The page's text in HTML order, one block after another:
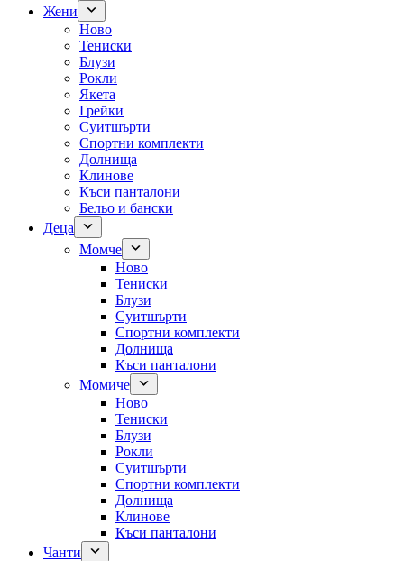
Жени
Ново
Тениски
Блузи
Рокли
Якета
Грейки
Суитшърти
Спортни комплекти
Долнища
Клинове
Къси панталони
Бельо и бански
Деца
Момче
Ново
Тениски
Блузи
Суитшърти
Спортни комплекти
Долнища
Къси панталони
Момиче
Ново
Тениски
Блузи
Рокли
Суитшърти
Спортни комплекти
Долнища
Клинове
Къси панталони
Чанти